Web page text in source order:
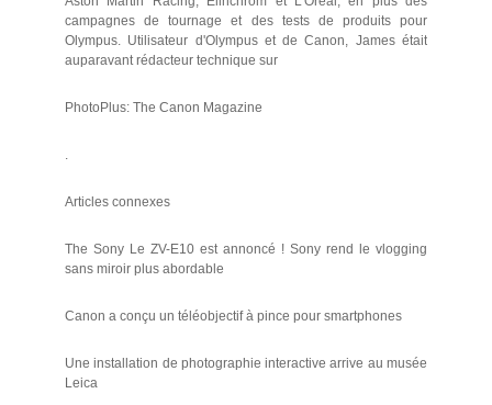
campagnes de tournage et des tests de produits pour
Olympus. Utilisateur d'Olympus et de Canon, James était
auparavant rédacteur technique sur
PhotoPlus: The Canon Magazine
Articles connexes
The Sony Le ZV-E10 est annoncé ! Sony rend le vlogging
sans miroir plus abordable
Canon a conçu un téléobjectif à pince pour smartphones
Une installation de photographie interactive arrive au musée
Leica